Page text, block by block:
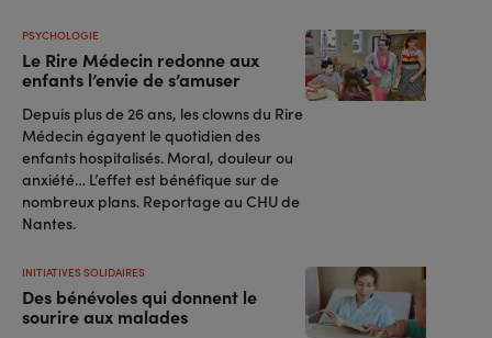
Le Rire Médecin redonne aux
enfants l’envie de s’amuser
PSYCHOLOGIE
Depuis plus de 26 ans, les clowns du Rire
Médecin égayent le quotidien des
enfants hospitalisés. Moral, douleur ou
anxiété… L’effet est bénéfique sur de
nombreux plans. Reportage au CHU de
Nantes.
Des bénévoles qui donnent le
sourire aux malades
INITIATIVES SOLIDAIRES